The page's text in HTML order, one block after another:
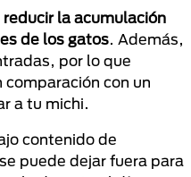
reducir la acumulación
de los gatos. Además,
por lo que
con un
a tu michi.
contenido de
puede dejar fuera para